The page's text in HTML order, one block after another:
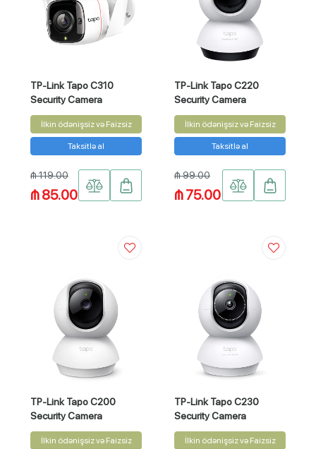
TP-Link Tapo C310
Security Camera
İlkin ödənişsiz və Faizsiz
Taksitlə al
₼ 119.00
₼ 85.00
TP-Link Tapo C220
Security Camera
İlkin ödənişsiz və Faizsiz
Taksitlə al
₼ 99.00
₼ 75.00
TP-Link Tapo C200
Security Camera
İlkin ödənişsiz və Faizsiz
TP-Link Tapo C230
Security Camera
İlkin ödənişsiz və Faizsiz